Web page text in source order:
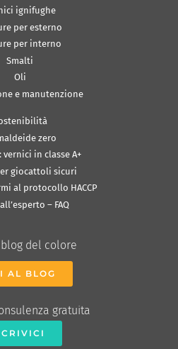
ignifughe
per esterno
per interno
Smalti
Oli
e manutenzione
zero
vernici in classe A+
giocattoli sicuri
al protocollo HACCP
– FAQ
del colore
AL BLOG
gratuita